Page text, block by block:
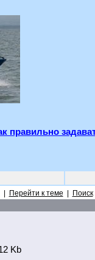
правильно
| Перейти к теме Поиск
Kb